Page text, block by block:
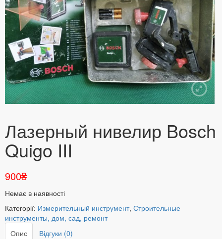
Лазерный нивелир Bosch
Quigo III
900₴
Немає в наявності
Категорії: Измерительный инструмент, Строительные
инструменты, дом, сад, ремонт
Опис
Відгуки (0)